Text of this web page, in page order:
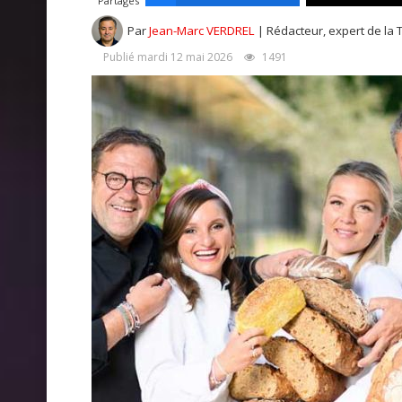
ParJean-Marc VERDREL | Rédacteur, expert de la
Publié mardi 12 mai 2026 1491